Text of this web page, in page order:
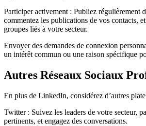
Participer activement : Publiez régulièrement
commentez les publications de vos contacts,
groupes liés à votre secteur.
Envoyer des demandes de connexion
un intérêt commun ou une raison spécifique
Autres Réseaux Sociaux
En plus de LinkedIn, considérez d’autres
Twitter : Suivez les leaders de votre secteur,
pertinents, et engagez des conversations.